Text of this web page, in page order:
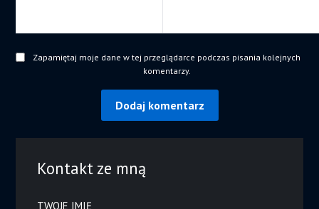
Zapamiętaj moje dane w tej przeglądarce podczas pisania kolejnych
komentarzy.
Kontakt ze mną
TWOJE IMIĘ